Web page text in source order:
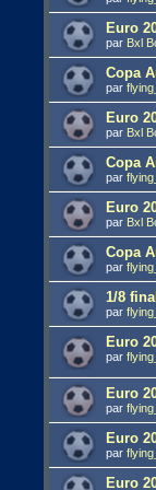
Euro
par Bxl
Copa
par
Euro
par Bxl
Copa
par
Euro
par Bxl
Copa
par
1/8
par
Euro
par
Euro
par
Euro
par
Euro